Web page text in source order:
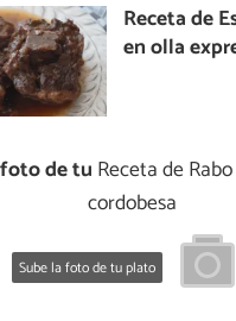
Receta de
en olla
de tu Receta de
cordobesa
Sube la foto de tu plato